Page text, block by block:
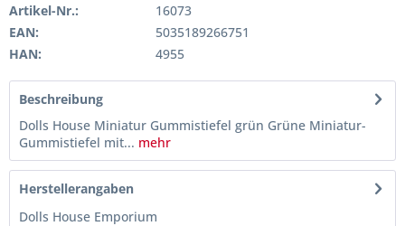
Artikel-Nr.:
16073
EAN:
5035189266751
HAN:
4955
Beschreibung
Dolls House Miniatur Gummistiefel grün Grüne Miniatur-
Gummistiefel mit... mehr
Herstellerangaben
Dolls House Emporium